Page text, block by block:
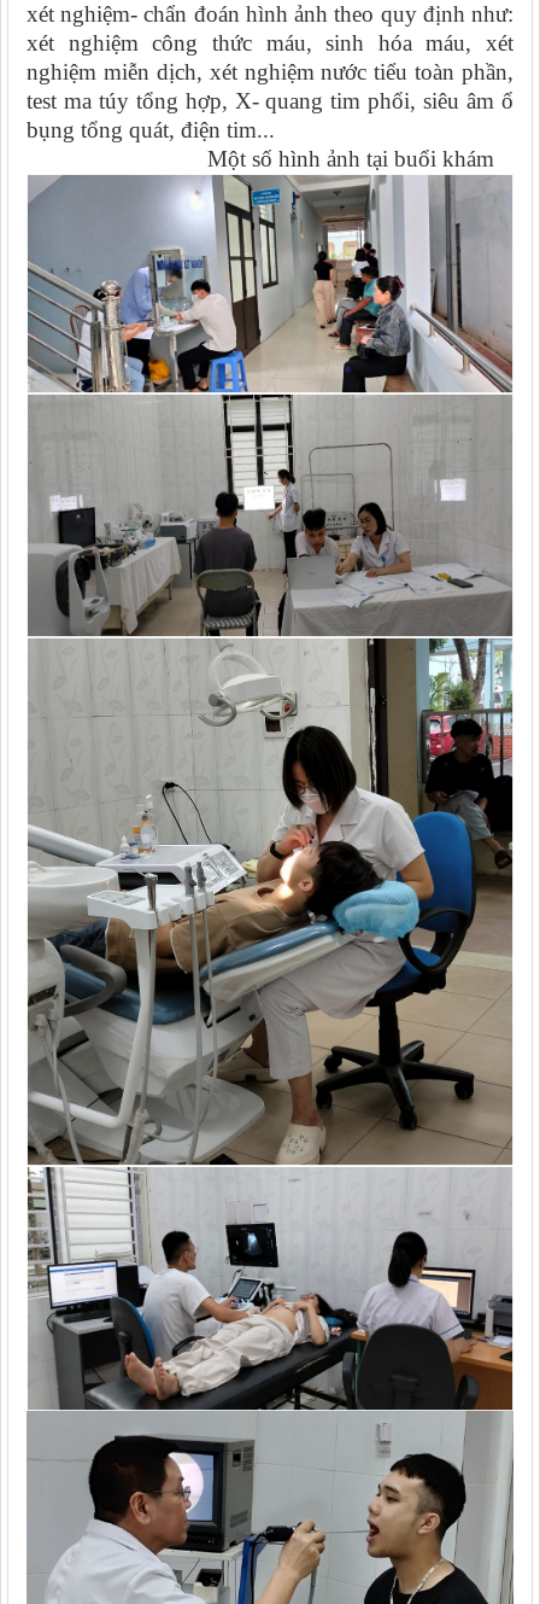
xét nghiệm- chẩn đoán hình ảnh theo quy định như:
xét nghiệm công thức máu, sinh hóa máu, xét
nghiệm miễn dịch, xét nghiệm nước tiểu toàn phần,
test ma túy tổng hợp, X- quang tim phổi, siêu âm ổ
bụng tổng quát, điện tim...
Một số hình ảnh tại buổi khám